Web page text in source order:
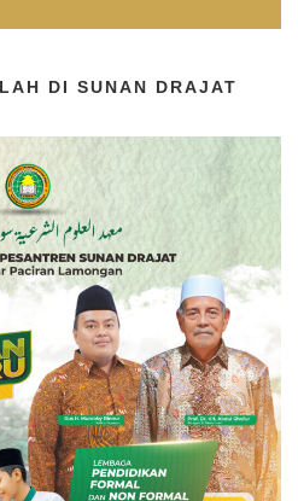
DI SUNAN DRAJAT